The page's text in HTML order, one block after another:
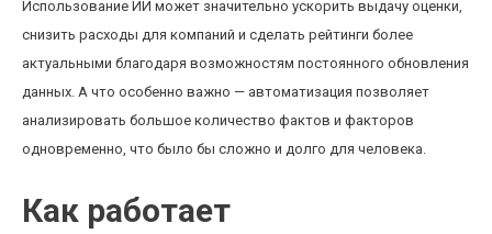
Использование ИИ может значительно ускорить выдачу оценки,
снизить расходы для компаний и сделать рейтинги более
актуальными благодаря возможностям постоянного обновления
данных. А что особенно важно — автоматизация позволяет
анализировать большое количество фактов и факторов
одновременно, что было бы сложно и долго для человека.
Как работает